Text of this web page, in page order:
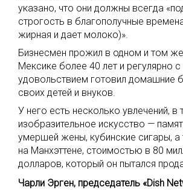
указано, что они должны всегда
строгость в благополучные
жирная и дает молоко)».
Бизнесмен прожил в одном и том
Мексике более 40 лет и регулярно с
удовольствием готовил домашние
своих детей и внуков.
У него есть несколько увлечений, в
изобразительное искусство —
умершей жены, кубинские сигары,
на Манхэттене, стоимостью в 80
долларов, который он пытался
Чарли Эрген, председатель «Dish